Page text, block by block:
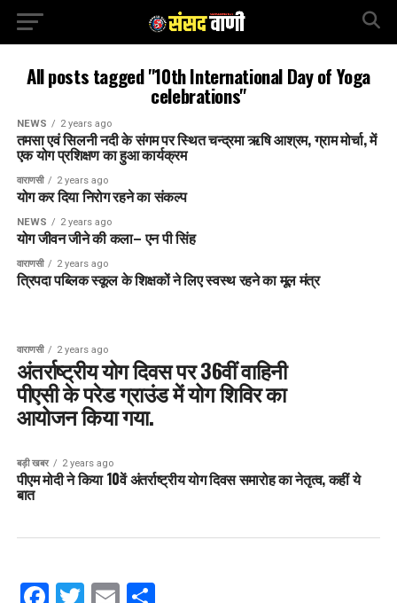
All posts tagged "10th International Day of Yoga
celebrations"
NEWS 2 years ago
तमसा एवं सिलनी नदी के संगम पर स्थित चन्द्रमा ऋषि आश्रम, ग्राम मोर्चा, में
एक योग प्रशिक्षण का हुआ कार्यक्रम
वाराणसी 2 years ago
योग कर दिया निरोग रहने का संकल्प
NEWS 2 years ago
योग जीवन जीने की कला– एन पी सिंह
वाराणसी 2 years ago
त्रिपदा पब्लिक स्कूल के शिक्षकों ने लिए स्वस्थ रहने का मूल मंत्र
वाराणसी 2 years ago
अंतर्राष्ट्रीय योग दिवस पर 36वीं वाहिनी
पीएसी के परेड ग्राउंड में योग शिविर का
आयोजन किया गया.
बड़ी खबर 2 years ago
पीएम मोदी ने किया 10वें अंतर्राष्ट्रीय योग दिवस समारोह का नेतृत्व, कहीं ये
बात